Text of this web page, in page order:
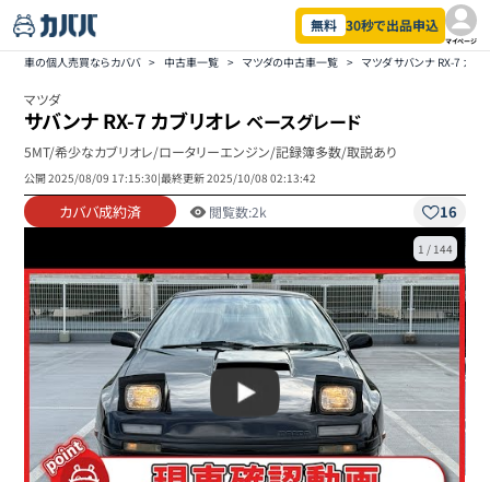
無料 30秒で出品申込
マイページ
車の個人売買ならカババ > 中古車一覧 > マツダの中古車一覧 > マツダ サバンナ RX-7 カブ
マツダ
サバンナ RX-7 カブリオレ ベースグレード
5MT/希少なカブリオレ/ロータリーエンジン/記録簿多数/取説あり
公開2025/08/09 17:15:30|最終更新2025/10/08 02:13:42
カババ成約済 閲覧数:2k 16
1 / 144